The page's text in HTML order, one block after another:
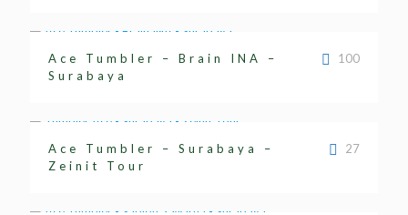
Ace Tumbler – Brain INA –
Surabaya
100
Ace Tumbler – Surabaya –
Zeinit Tour
27